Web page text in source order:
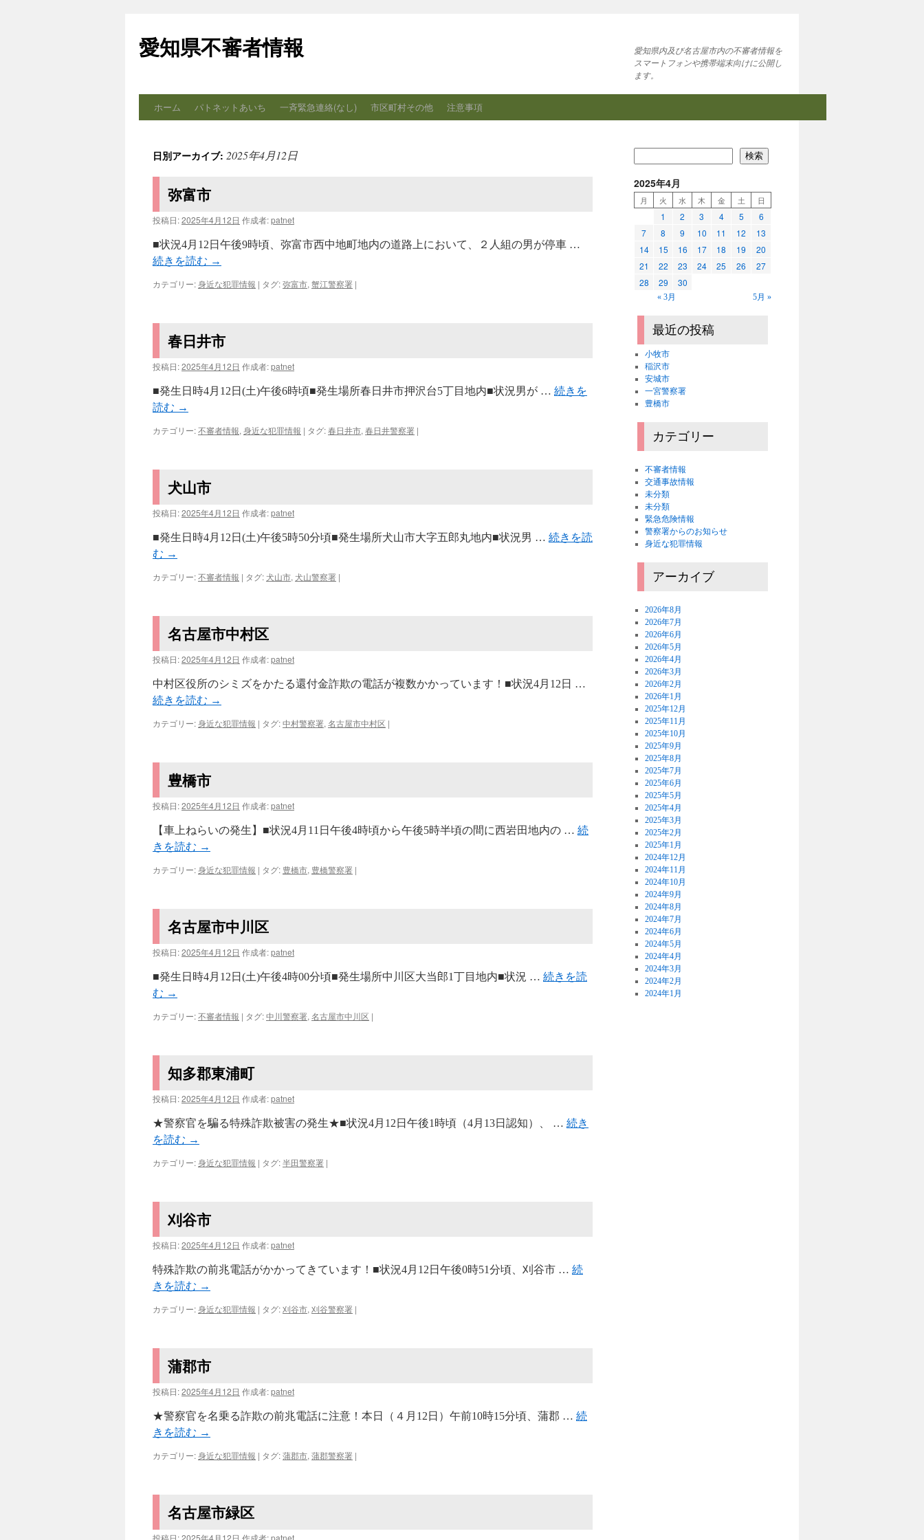
テ
ン
ス
ッ
愛知県不審者情報
愛知県内及び名古屋市内の不審者情報を
スマートフォンや携帯端末向けに公開し
ます。
ホーム パトネットあいち 一斉緊急連絡(なし) 市区町村その他 注意事項
日別アーカイブ: 2025年4月12日
弥富市
投稿日:2025年4月12日 作成者:patnet
■状況4月12日午後9時頃、弥富市西中地町地内の道路上において、２人組の男が停車 …
続きを読む →
カテゴリー:身近な犯罪情報 | タグ:弥富市, 蟹江警察署 |
春日井市
投稿日:2025年4月12日 作成者:patnet
■発生日時4月12日(土)午後6時頃■発生場所春日井市押沢台5丁目地内■状況男が … 続きを
読む →
カテゴリー:不審者情報, 身近な犯罪情報 | タグ:春日井市, 春日井警察署 |
犬山市
投稿日:2025年4月12日 作成者:patnet
■発生日時4月12日(土)午後5時50分頃■発生場所犬山市大字五郎丸地内■状況男 … 続きを読
む →
カテゴリー:不審者情報 | タグ:犬山市, 犬山警察署 |
名古屋市中村区
投稿日:2025年4月12日 作成者:patnet
中村区役所のシミズをかたる還付金詐欺の電話が複数かかっています！■状況4月12日 …
続きを読む →
カテゴリー:身近な犯罪情報 | タグ:中村警察署, 名古屋市中村区 |
豊橋市
投稿日:2025年4月12日 作成者:patnet
【車上ねらいの発生】■状況4月11日午後4時頃から午後5時半頃の間に西岩田地内の … 続
きを読む →
カテゴリー:身近な犯罪情報 | タグ: 豊橋市, 豊橋警察署 |
名古屋市中川区
投稿日:2025年4月12日 作成者:patnet
■発生日時4月12日(土)午後4時00分頃■発生場所中川区大当郎1丁目地内■状況 … 続きを読
む →
カテゴリー:不審者情報 | タグ:中川警察署, 名古屋市中川区 |
知多郡東浦町
投稿日:2025年4月12日 作成者:patnet
★警察官を騙る特殊詐欺被害の発生★■状況4月12日午後1時頃（4月13日認知）、 … 続き
を読む →
カテゴリー:身近な犯罪情報 | タグ:半田警察署 |
刈谷市
投稿日:2025年4月12日 作成者:patnet
特殊詐欺の前兆電話がかかってきています！■状況4月12日午後0時51分頃、刈谷市 … 続
きを読む →
カテゴリー:身近な犯罪情報 | タグ:刈谷市, 刈谷警察署 |
蒲郡市
投稿日:2025年4月12日 作成者:patnet
★警察官を名乗る詐欺の前兆電話に注意！本日（４月12日）午前10時15分頃、蒲郡 … 続
きを読む →
カテゴリー:身近な犯罪情報 | タグ:蒲郡市, 蒲郡警察署 |
名古屋市緑区
投稿日:2025年4月12日 作成者:patnet
検索
2025年4月
月 火 水 木 金 土 日
1 2 3 4 5
6
7
8 9 10 11 12
13
14
15 16 17 18 19
20
21
22 23 24 25 26
27
28
29 30
« 3月 5月 »
最近の投稿
小牧市
稲沢市
安城市
一宮警察署
豊橋市
カテゴリー
不審者情報
交通事故情報
未分類
未分類
緊急危険情報
警察署からのお知らせ
身近な犯罪情報
アーカイブ
2026年8月
2026年7月
2026年6月
2026年5月
2026年4月
2026年3月
2026年2月
2026年1月
2025年12月
2025年11月
2025年10月
2025年9月
2025年8月
2025年7月
2025年6月
2025年5月
2025年4月
2025年3月
2025年2月
2025年1月
2024年12月
2024年11月
2024年10月
2024年9月
2024年8月
2024年7月
2024年6月
2024年5月
2024年4月
2024年3月
2024年2月
2024年1月